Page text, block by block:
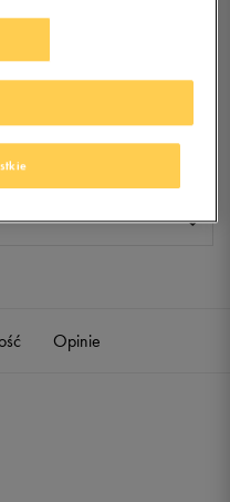
od nas powiadomienie.
Opinie